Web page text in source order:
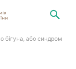
бігуна, або синдром